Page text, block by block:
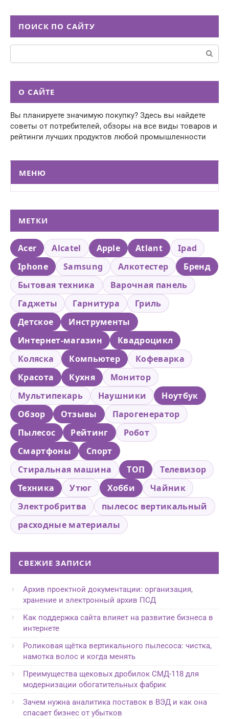
ПОИСК ПО САЙТУ
Поиск:
О САЙТЕ
Вы планируете значимую покупку? Здесь вы найдете
советы от потребителей, обзоры на все виды товаров и
рейтинги лучших продуктов любой промышленности
МЕНЮ
МЕТКИ
Acer Alcatel Apple Atlant
Ipad
Iphone
Samsung Алкотестер
Бренд
Бытовая техника
Варочная панель
Гаджеты
Гарнитура
Гриль
Детское
Инструменты
Интернет-магазин
Квадроцикл
Коляска
Компьютер
Кофеварка
Красота
Кухня
Монитор
Мультипекарь
Наушники
Ноутбук
Обзор
Отзывы
Парогенератор
Пылесос
Рейтинг
Робот
Смартфоны
Спорт
Стиральная машина
ТОП
Телевизор
Техника
Утюг Хобби
Чайник
Электробритва
пылесос вертикальный
расходные материалы
СВЕЖИЕ ЗАПИСИ
Архив проектной документации: организация,
хранение и электронный архив ПСД
Как поддержка сайта влияет на развитие бизнеса в
интернете
Роликовая щётка вертикального пылесоса: чистка,
намотка волос и когда менять
Преимущества щековых дробилок СМД-118 для
модернизации обогатительных фабрик
Зачем нужна аналитика поставок в ВЭД и как она
спасает бизнес от убытков